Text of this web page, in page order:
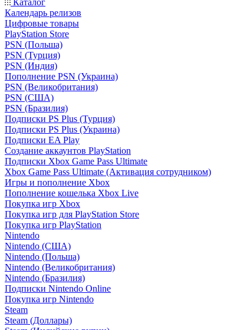
Каталог
Календарь релизов
Цифровые товары
PlayStation Store
PSN (Польша)
PSN (Турция)
PSN (Индия)
Пополнение PSN (Украина)
PSN (Великобритания)
PSN (США)
PSN (Бразилия)
Подписки PS Plus (Турция)
Подписки PS Plus (Украина)
Подписки EA Play
Создание аккаунтов PlayStation
Подписки Xbox Game Pass Ultimate
Xbox Game Pass Ultimate (Активация сотрудником)
Игры и пополнение Xbox
Пополнение кошелька Xbox Live
Покупка игр Xbox
Покупка игр для PlayStation Store
Покупка игр PlayStation
Nintendo
Nintendo (США)
Nintendo (Польша)
Nintendo (Великобритания)
Nintendo (Бразилия)
Подписки Nintendo Online
Покупка игр Nintendo
Steam
Steam (Доллары)